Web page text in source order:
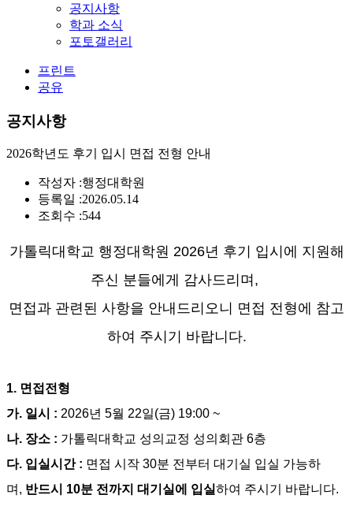
공지사항
학과 소식
포토갤러리
프린트
공유
공지사항
2026학년도 후기 입시 면접 전형 안내
작성자 :행정대학원
등록일 :2026.05.14
조회수 :544
가톨릭대학교 행정대학원 2026년 후기 입시에 지원해
주신 분들에게 감사드리며 ,
면접과 관련된 사항을 안내드리오니 면접 전형에 참고
하여 주시기 바랍니다.
1. 면접전형
가. 일시 : 2026년 5월 22일(금) 19:00 ~
나. 장소 : 가톨릭대학교 성의교정 성의회관 6층
다. 입실시간 : 면접 시작 30분 전부터 대기실 입실 가능하
며 , 반드시 10분 전까지 대기실에 입실하여 주시기 바랍니다.